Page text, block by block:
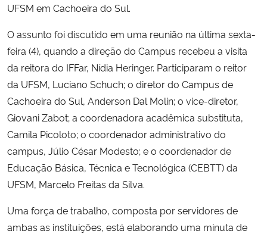
Ministério da Mulher, da Família e dos Direitos Humanos
Secretaria-Geral
Secretaria de Governo
Gabinete de Segurança Institucional
Advocacia-Geral da União
Banco Central do Brasil
UFSM em Cachoeira do Sul.
O assunto foi discutido em uma reunião na última sexta-
feira (4), quando a direção do Campus recebeu a visita
da reitora do IFFar, Nídia Heringer. Participaram o reitor
da UFSM, Luciano Schuch; o diretor do Campus de
Cachoeira do Sul, Anderson Dal Molin; o vice-diretor,
Giovani Zabot; a coordenadora acadêmica substituta,
Camila Picoloto; o coordenador administrativo do
campus, Júlio César Modesto; e o coordenador de
Educação Básica, Técnica e Tecnológica (CEBTT) da
UFSM, Marcelo Freitas da Silva.
Uma força de trabalho, composta por servidores de
ambas as instituições, está elaborando uma minuta de